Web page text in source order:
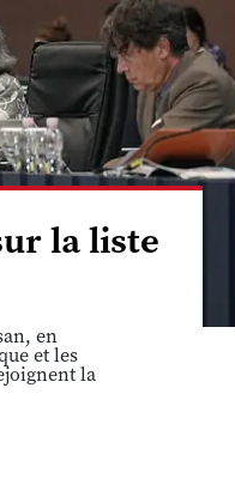
la liste
en
et les
la